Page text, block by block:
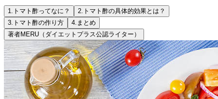
1. トマト酢ってなに？ 2. トマト酢の具体的効果とは？
3. トマト酢の作り方 4. まとめ
著者MERU（ダイエットプラス公認ライター）